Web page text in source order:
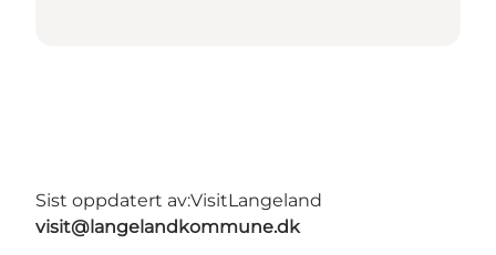
Sist oppdatert av:VisitLangeland
visit@langelandkommune.dk